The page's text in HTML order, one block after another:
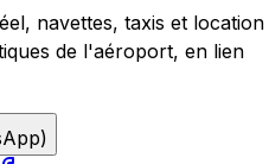
navettes, taxis et location
de l'aéroport, en lien